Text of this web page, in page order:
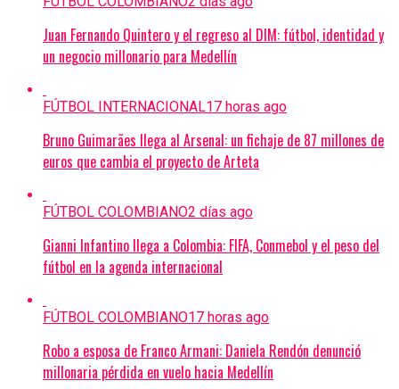
Juan Fernando Quintero y el regreso al DIM: fútbol, identidad y
un negocio millonario para Medellín
FÚTBOL INTERNACIONAL17 horas ago
Bruno Guimarães llega al Arsenal: un fichaje de 87 millones de
euros que cambia el proyecto de Arteta
FÚTBOL COLOMBIANO2 días ago
Gianni Infantino llega a Colombia: FIFA, Conmebol y el peso del
fútbol en la agenda internacional
FÚTBOL COLOMBIANO17 horas ago
Robo a esposa de Franco Armani: Daniela Rendón denunció
millonaria pérdida en vuelo hacia Medellín